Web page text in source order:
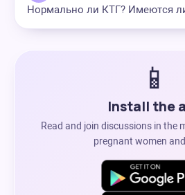
Нормально ли КТГ? Имеются
📱
Install the
Read and join discussions in the
pregnant women